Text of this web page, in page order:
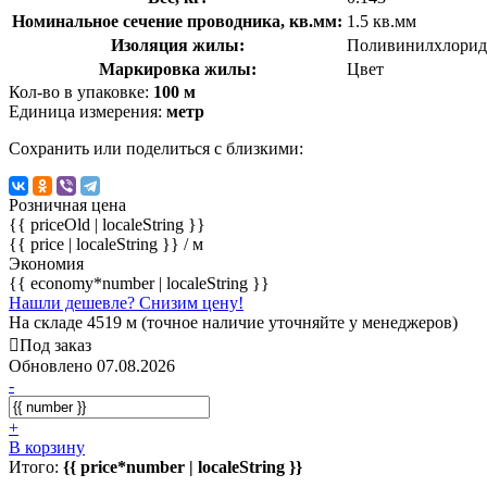
Номинальное сечение проводника, кв.мм: 1.5 кв.мм
Изоляция жилы:
Маркировка жилы:
Цвет
Кол-во в упаковке: 100 м
Единица измерения: метр
Сохранить или поделиться с близкими:
Розничная цена
{{ priceOld | localeString }}
{{ price | localeString }} / м
Экономия
{{ economy*number | localeString }}
Нашли дешевле? Снизим цену!
На складе 4519 м (точное наличие уточняйте у менеджеров)
Под заказ
Обновлено 07.08.2026
-
+
В корзину
Итого: {{ price*number | localeString }}